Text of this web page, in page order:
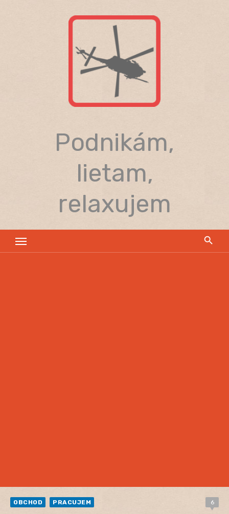
Podnikám,
lietam,
relaxujem
OBCHOD PRACUJEM 6